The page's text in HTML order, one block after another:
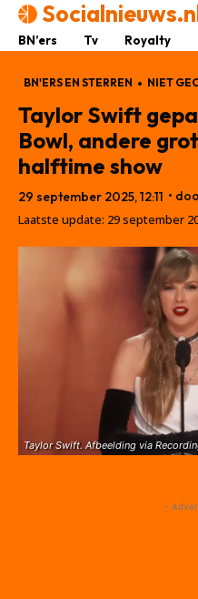
BN’ers Tv Royalty
BN'ERS EN STERREN NIET
Taylor Swift
Bowl, andere
halftime show
29 september 2025, 12:11 •
Laatste update: 29 september
Taylor Swift. Afbeelding via
-